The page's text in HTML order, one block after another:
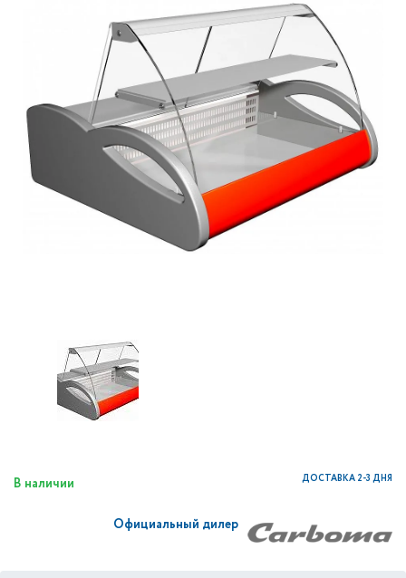
В наличии ДОСТАВКА 2-3 ДНЯ
Официальный дилер